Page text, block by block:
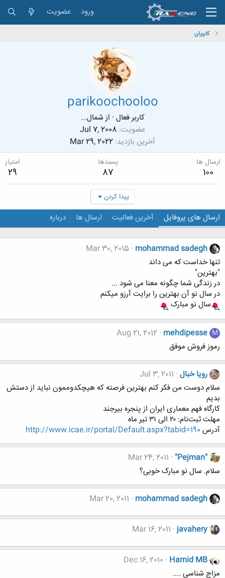
ورود عضویت
کاربران
parikoochooloo
کاربر فعال · ازشمال...
عضویت Jul 7, 2008
آخرین بازدید Mar 29, 2022
ارسال ها
100
پسندها
87
امتیاز
29
پیدا کردن
ارسال های پروفایل آخرین فعالیت ارسال ها درباره
mohammad sadegh
Mar 30, 2015
تنها خداست که می داند
"بهترین"
در زندگی شما چگونه معنا می شود ...
در سال نو آن بهترین را برایت آرزو میکنم
سال نو مبارک
M
mehdipesse
Aug 21, 2012
رموز فروش موفق
رویا خبال Jul 3, 2011
سلام دوست من فکر کنم بهترین فرصته که هیچکدوممون نباید از دستش
بدیم
کارگاه فهم معماری ایران از پنجره بیرجند
مهلت ثبت‌نام: ۲۰ الی ۳۱ تیر ماه
آدرس http://www.icae.ir/portal/Default.aspx?tabid=190
"Pejman"
Mar 24, 2011
سلام. سال نو مبارک خوبی؟
mohammad sadegh
Mar 20, 2011
javahery
Mar 16, 2011
Hamid MB
Dec 16, 2010
مزاج شناسی ....